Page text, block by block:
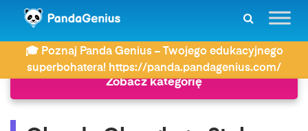
🎓 Poznaj Panda Genius – Twojego edukacyjnego
superbohatera! https://panda.pandagenius.com/
ZDAY Historia Obrady Okrągłego Stołu
Zobacz kategorię